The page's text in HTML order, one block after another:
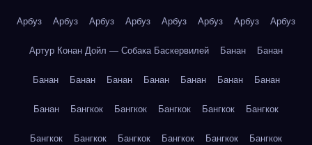
Арбуз Арбуз Арбуз Арбуз Арбуз Арбуз Арбуз Арбуз
Артур Конан Дойл — Собака Баскервилей Банан Банан
Банан Банан Банан Банан Банан Банан Банан
Банан Бангкок Бангкок Бангкок Бангкок Бангкок
Бангкок Бангкок Бангкок Бангкок Бангкок Бангкок